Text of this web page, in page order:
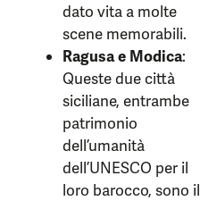
dato vita a molte
scene memorabili.
Ragusa e Modica:
Queste due città
siciliane, entrambe
patrimonio
dell’umanità
dell’UNESCO per il
loro barocco, sono il